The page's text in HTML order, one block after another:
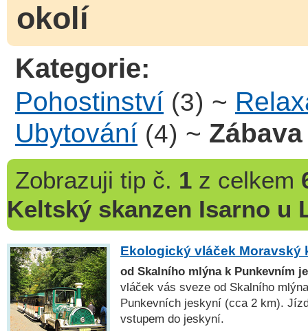
okolí
Kategorie:
Pohostinství (3) ~
Ubytování (4) ~ Zábava
Zobrazuji tip č. 1z celkem
Keltský skanzen Isarno u
Ekologický vláček Moravský
od Skalního mlýna k Punkevním
vláček vás sveze od Skalního
Punkevních jeskyní (cca 2 km).
vstupem do jeskyní.